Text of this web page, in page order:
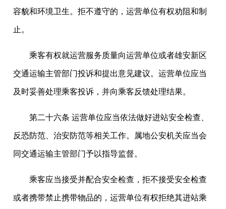
容貌和环境卫生。拒不遵守的，运营单位有权劝阻和制
止。
乘客有权就运营服务质量向运营单位或者雄安新区
交通运输主管部门投诉和提出意见建议。运营单位应当
及时妥善处理乘客投诉，并向乘客反馈处理结果。
第二十六条 运营单位应当依法做好进站安全检查、
反恐防范、治安防范等相关工作。属地公安机关应当会
同交通运输主管部门予以指导监督。
乘客应当接受并配合安全检查，拒不接受安全检查
或者携带禁止携带物品的，运营单位有权拒绝其进站乘